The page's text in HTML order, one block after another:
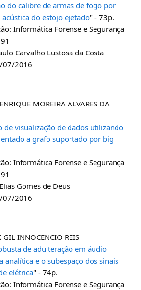
do calibre de armas de fogo por
do estojo ejetado" - 73p.
Informática Forense e Segurança
Carvalho Lustosa da Costa
07/2016
MOREIRA ALVARES DA
de visualização de dados utilizando
a grafo suportado por big
Informática Forense e Segurança
Gomes de Deus
07/2016
INNOCENCIO REIS
de adulteração em áudio
analítica e o subespaço dos sinais
elétrica" - 74p.
Informática Forense e Segurança